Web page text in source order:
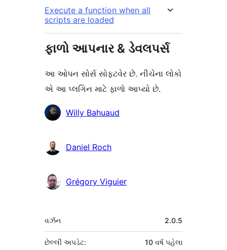
Execute a function when all
scripts are loaded
ફાળો આપનાર & ડેવલપર્સ
આ ઓપન સોર્સ સોફ્ટવેર છે. નીચેના લોકો
એ આ પ્લગિન માટે ફાળો આપ્યો છે.
ફાળો Willy Bahuaud
Daniel Roch
Grégory Viguier
મેટા
વર્ઝન 2.0.5
છેલ્લી અપડેટ: 10 વર્ષપહેલા